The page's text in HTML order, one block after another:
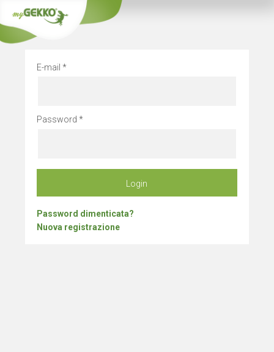
E-mail
Password
Login
Password dimenticata?
Nuova registrazione